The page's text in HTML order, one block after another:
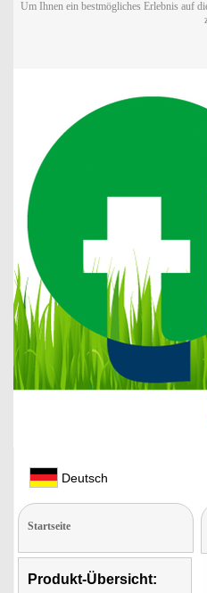
Um Ihnen ein bestmögliches Erlebnis auf
Deutsch
Startseite
Produkt-Übersicht: